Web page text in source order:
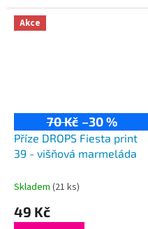
kardigany či čepice! Složení:
75% vlna, 25% polyamid...
Akce
70 Kč –30 %
Příze DROPS Fiesta print
39 - višňová marmeláda
Skladem (21 ks)
49 Kč